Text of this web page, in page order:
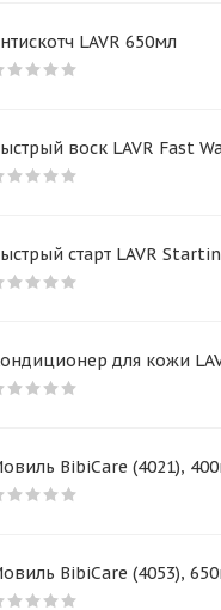
LAVR 650мл
воск LAVR Fast
старт LAVR
для кожи
BibiCare (4021),
BibiCare (4053),